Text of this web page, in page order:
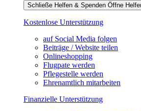
Schließe Helfen & Spenden Öffne
Kostenlose Unterstützung
auf Social Media folgen
Beiträge / Website teilen
Onlineshopping
Flugpate werden
Pflegestelle werden
Ehrenamtlich mitarbeiten
Finanzielle Unterstützung